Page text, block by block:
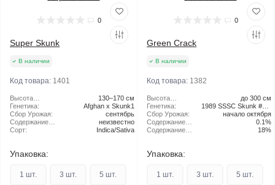
0
Super Skunk
В наличии
Код товара: 1401
Высота
растения:
130–170 см
Генетика:
Afghan x Skunk1
Сбор Урожая:
сентябрь
Содержание
ТГК:
неизвестно
Сорт:
Indica/Sativa
Упаковка:
1 шт. 3 шт. 5 шт.
0
Green Crack
В наличии
Код товара: 1382
Высота
растения:
до 300 см
Генетика:
1989 SSSC Skunk #1 x
Isolated Afghani Cut
Сбор Урожая:
начало октября
Содержание
CBD:
0.1%
Содержание
18%
Упаковка:
1 шт. 3 шт. 5 шт.